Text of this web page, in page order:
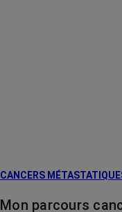
CANCERS
Mon parcours